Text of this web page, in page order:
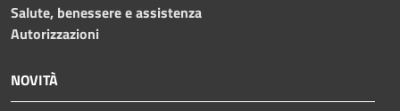
Salute, benessere e assistenza
Autorizzazioni
NOVITÀ